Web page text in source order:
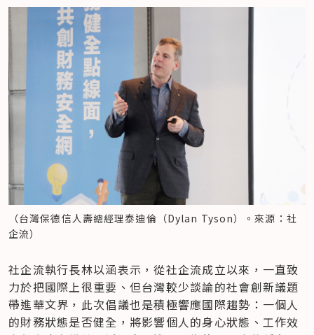
（台灣保德信人壽總經理泰迪倫（Dylan Tyson）。來源：社
企流）
社企流執行長林以涵表示，從社企流成立以來，一直致
力於把國際上很重要、但台灣較少談論的社會創新議題
帶進華文界，此次倡議也是積極響應國際趨勢：一個人
的財務狀態是否健全，將影響個人的身心狀態、工作效